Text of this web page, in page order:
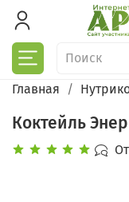
Главная
Коктейль